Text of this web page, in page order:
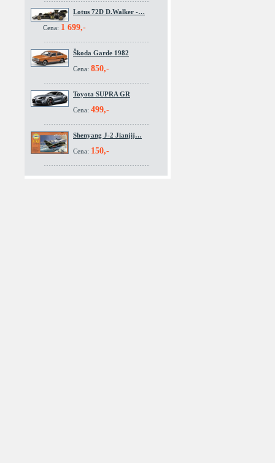
Lotus 72D D.Walker -…
Cena: 1 699,-
Škoda Garde 1982
Cena: 850,-
Toyota SUPRA GR
Cena: 499,-
Shenyang J-2 Jianjij…
Cena: 150,-